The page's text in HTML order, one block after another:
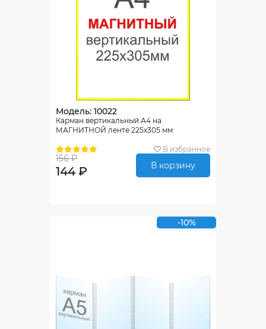
Модель: 10022
Карман вертикальный А4 на
МАГНИТНОЙ ленте 225х305 мм
В избранное
156 ₽
144 ₽ В корзину
-10%